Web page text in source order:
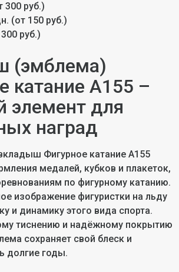
300 руб.)
(от 150 руб.)
руб.)
(эмблема)
катание A155 –
элемент для
наград
Фигурное катание A155
медалей, кубков и плакеток,
по фигурному катанию.
изображение фигуристки на льду
и динамику этого вида спорта.
тиснению и надёжному покрытию
сохраняет свой блеск и
долгие годы.